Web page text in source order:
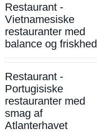
Restaurant -
Vietnamesiske
restauranter med
balance og friskhed
Restaurant -
Portugisiske
restauranter med
smag af
Atlanterhavet